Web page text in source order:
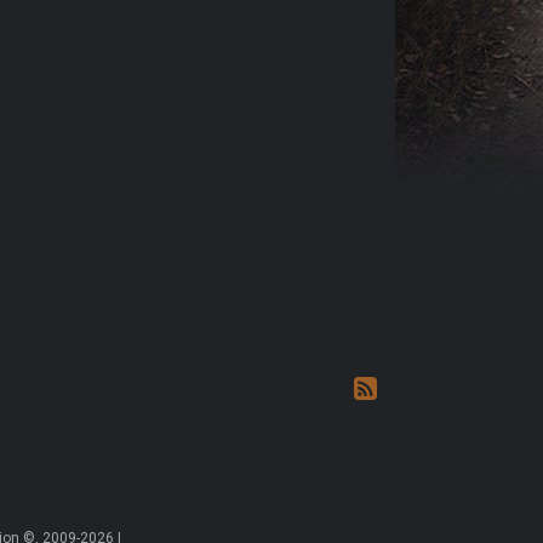
©, 2009-2026 |